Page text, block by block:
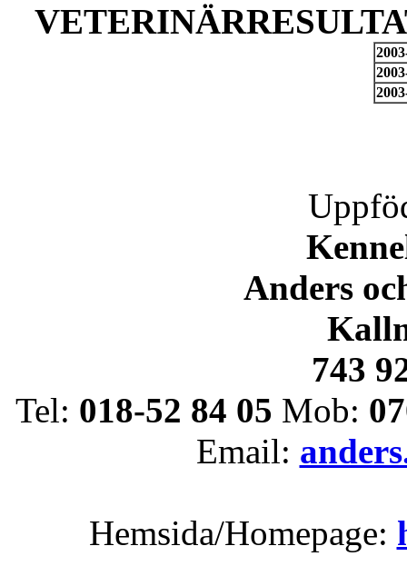
Anders
743
Tel: 018-52 84 05 Mob:
Email:
Hemsida/Homepage: